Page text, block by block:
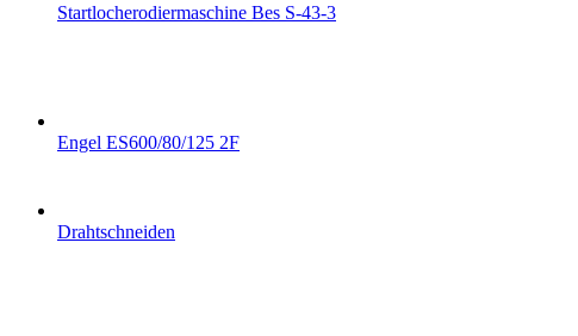
Startlocherodiermaschine Bes S-43-3
Engel ES600/80/125 2F
Drahtschneiden